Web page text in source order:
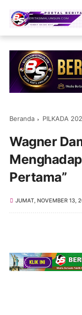
Beranda PILKADA
Wagner
Pertama”
JUMAT, NOVEMBER 13,